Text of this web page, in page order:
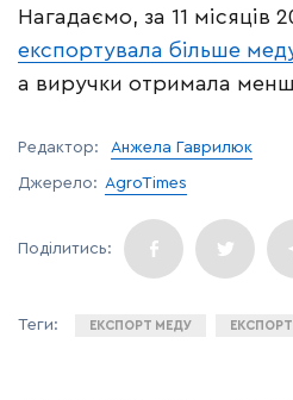
Нагадаємо, за 11 місяців
експортувала більше
а виручки отримала
Редактор: Анжела Гаврилюк
Джерело: AgroTimes
ЕКСПОРТ МЕДУ